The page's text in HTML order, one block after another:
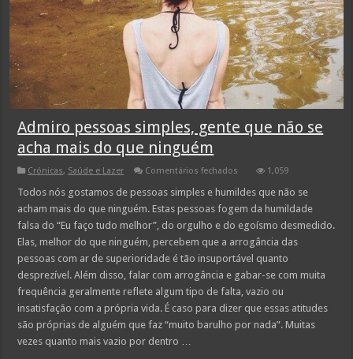
Admiro pessoas simples, gente que não se
acha mais do que ninguém
Crónicas, Saúde e Lazer Comentários fechados
pessoas
simples,
gente
não
se
mais
do
que
ninguém
1,059
Todos nós gostamos de pessoas simples e humildes que não se
acham mais do que ninguém. Estas pessoas fogem da humildade
falsa do “Eu faço tudo melhor”, do orgulho e do egoísmo desmedido.
Elas, melhor do que ninguém, percebem que a arrogância das
pessoas com ar de superioridade é tão insuportável quanto
desprezível. Além disso, falar com arrogância e gabar-se com muita
frequência geralmente reflete algum tipo de falta, vazio ou
insatisfação com a própria vida. É caso para dizer que essas atitudes
são próprias de alguém que faz “muito barulho por nada”. Muitas
vezes quanto mais vazio por dentro …